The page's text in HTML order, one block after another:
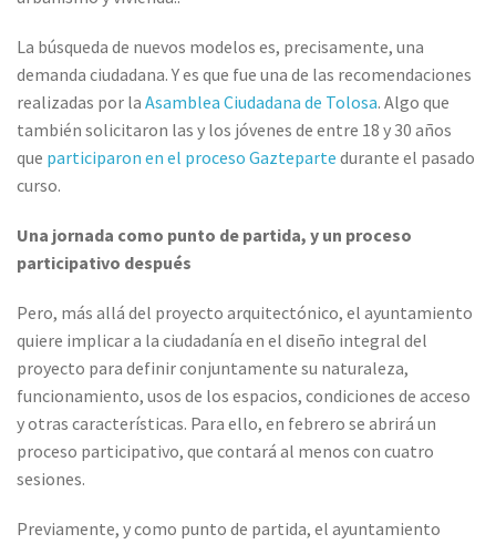
La búsqueda de nuevos modelos es, precisamente, una
demanda ciudadana. Y es que fue una de las recomendaciones
realizadas por la Asamblea Ciudadana de Tolosa. Algo que
también solicitaron las y los jóvenes de entre 18 y 30 años
que participaron en el proceso Gazteparte durante el pasado
curso.
Una jornada como punto de partida, y un proceso
participativo después
Pero, más allá del proyecto arquitectónico, el ayuntamiento
quiere implicar a la ciudadanía en el diseño integral del
proyecto para definir conjuntamente su naturaleza,
funcionamiento, usos de los espacios, condiciones de acceso
y otras características. Para ello, en febrero se abrirá un
proceso participativo, que contará al menos con cuatro
sesiones.
Previamente, y como punto de partida, el ayuntamiento